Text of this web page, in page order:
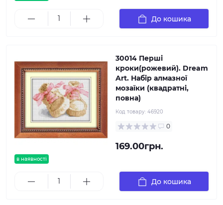
До кошика
в наявності
30014 Перші
кроки(рожевий). Dream
Art. Набір алмазної
мозаїки (квадратні,
повна)
Код товару: 46920
0
169.00грн.
До кошика